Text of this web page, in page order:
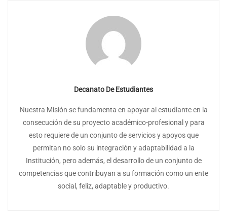
Decanato De Estudiantes
Nuestra Misión se fundamenta en apoyar al estudiante en la
consecución de su proyecto académico-profesional y para
esto requiere de un conjunto de servicios y apoyos que
permitan no solo su integración y adaptabilidad a la
Institución, pero además, el desarrollo de un conjunto de
competencias que contribuyan a su formación como un ente
social, feliz, adaptable y productivo.